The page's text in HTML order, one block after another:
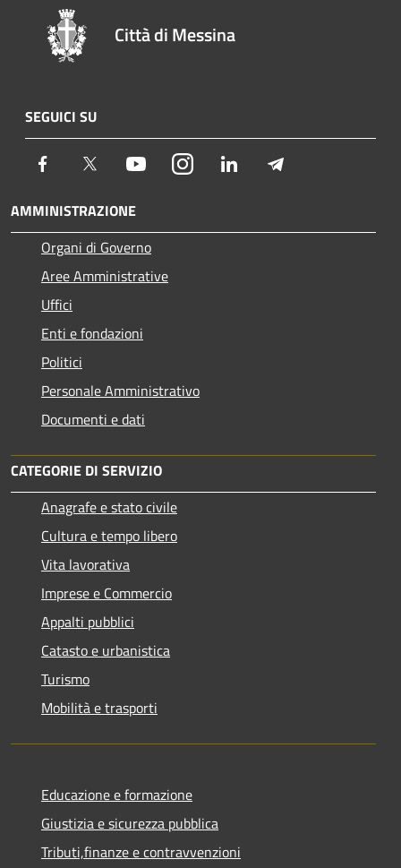
Città di Messina
SEGUICI SU
Facebook Twitter YoutubeInstagram LinkedIn
AMMINISTRAZIONE
Organi di Governo
Aree Amministrative
Uffici
Enti e fondazioni
Politici
Personale Amministrativo
Documenti e dati
CATEGORIE DI SERVIZIO
Anagrafe e stato civile
Cultura e tempo libero
Vita lavorativa
Imprese e Commercio
Appalti pubblici
Catasto e urbanistica
Turismo
Mobilità e trasporti
Educazione e formazione
Giustizia e sicurezza pubblica
Tributi,finanze e contravvenzioni